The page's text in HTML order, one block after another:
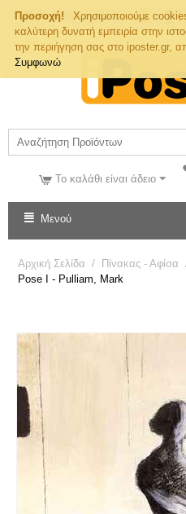
Προσοχή!
Χρησιμοποιούμε
καλύτερη δυνατή εμπειρία στην
την περιήγηση σας στο iposter.gr,
Συμφωνώ
Τηλ. Παραγγελιών
Το καλάθι είναι άδειο
Μενού
Αρχική Σελίδα / Πίνακας - Αφίσα
Pose I - Pulliam, Mark